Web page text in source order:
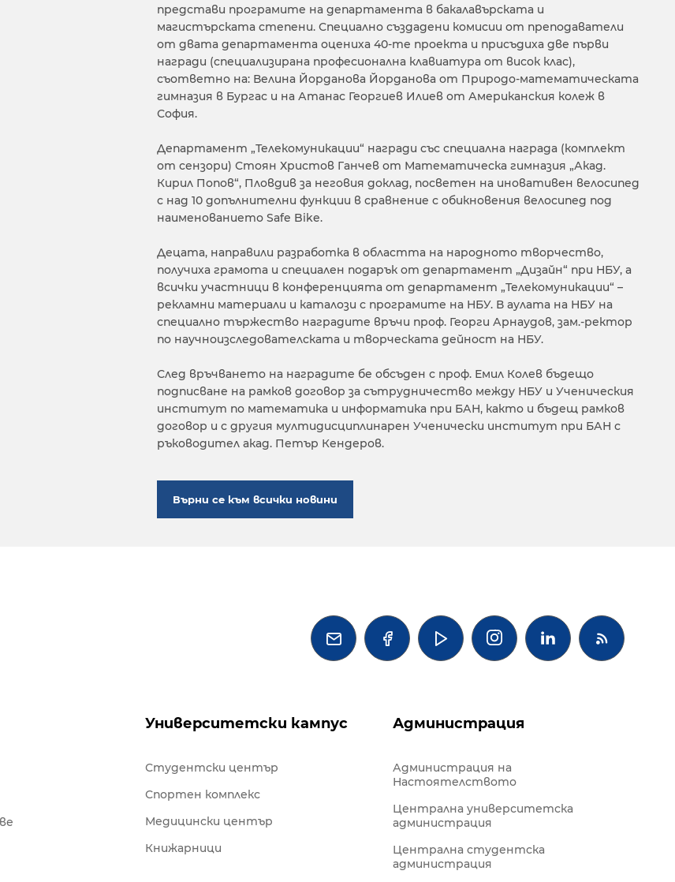
представи програмите на департамента в бакалавърската и
магистърската степени. Специално създадени комисии от преподаватели
от двата департамента оцениха 40-те проекта и присъдиха две първи
награди (специализирана професионална клавиатура от висок клас),
съответно на: Велина Йорданова Йорданова от Природо-математическата
гимназия в Бургас и на Атанас Георгиев Илиев от Американския колеж в
София.
Департамент „Телекомуникации“ награди със специална награда (комплект
от сензори) Стоян Христов Ганчев от Математическа гимназия „Акад.
Кирил Попов“, Пловдив за неговия доклад, посветен на иновативен велосипед
с над 10 допълнителни функции в сравнение с обикновения велосипед под
наименованието Safe Bike.
Децата, направили разработка в областта на народното творчество,
получиха грамота и специален подарък от департамент „Дизайн“ при НБУ, а
всички участници в конференцията от департамент „Телекомуникации“ –
рекламни материали и каталози с програмите на НБУ. В аулата на НБУ на
специално тържество наградите връчи проф. Георги Арнаудов, зам.-ректор
по научноизследователската и творческата дейност на НБУ.
След връчването на наградите бе обсъден с проф. Емил Колев бъдещо
подписване на рамков договор за сътрудничество между НБУ и Ученическия
институт по математика и информатика при БАН, както и бъдещ рамков
договор и с другия мултидисциплинарен Ученически институт при БАН с
ръководител акад. Петър Кендеров.
Върни се към всички новини
   
Университетски кампус Администрация
Студентски център
Спортен комплекс
Медицински център
Книжарници
Администрация на
Настоятелството
Централна университетска
администрация
Централна студентска
администрация